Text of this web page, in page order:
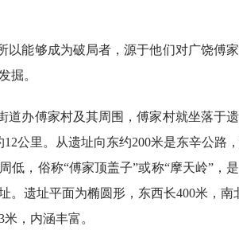
以能够成为破局者，源于他们对广饶傅
掘。
道办傅家村及其周围，傅家村就坐落于
公里。从遗址向东约200米是东辛公路
低，俗称“傅家顶盖子”或称“摩天岭”，
。遗址平面为椭圆形，东西长400米，南
，内涵丰富。